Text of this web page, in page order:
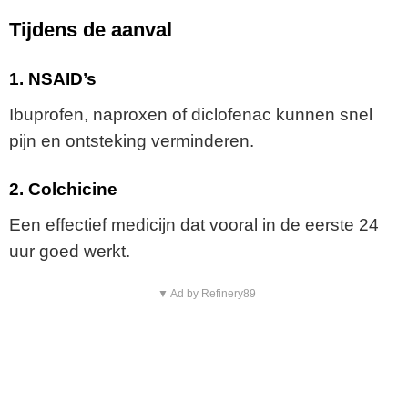
Tijdens de aanval
1. NSAID’s
Ibuprofen, naproxen of diclofenac kunnen snel
pijn en ontsteking verminderen.
2. Colchicine
Een effectief medicijn dat vooral in de eerste 24
uur goed werkt.
▼ Ad by Refinery89